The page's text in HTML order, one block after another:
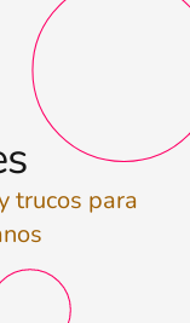
trucos para